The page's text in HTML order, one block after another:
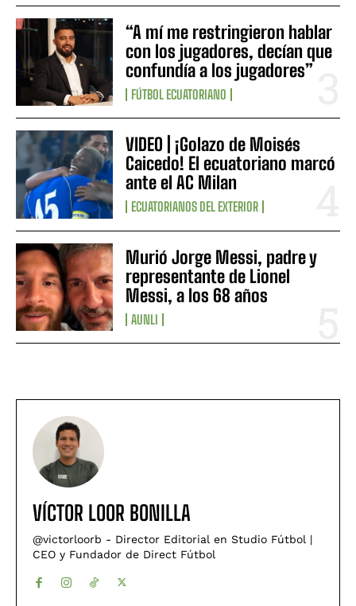
“A mí me restringieron hablar
con los jugadores, decían que
confundía a los jugadores”
FÚTBOL ECUATORIANO
VIDEO | ¡Golazo de Moisés
Caicedo! El ecuatoriano marcó
ante el AC Milan
ECUATORIANOS DEL EXTERIOR
Murió Jorge Messi, padre y
representante de Lionel
Messi, a los 68 años
AUNLI
VÍCTOR LOOR BONILLA
@victorloorb - Director Editorial en Studio Fútbol |
CEO y Fundador de Direct Fútbol